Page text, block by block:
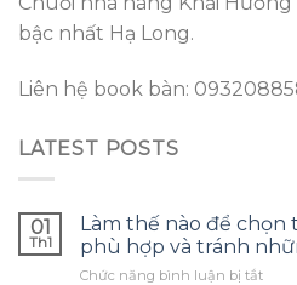
bậc nhất Hạ Long.
Liên hệ book bàn:
LATEST POSTS
01
Th1
Làm thế nào để chọn
phù hợp và tránh
Chức năng bình luận bị tắtở